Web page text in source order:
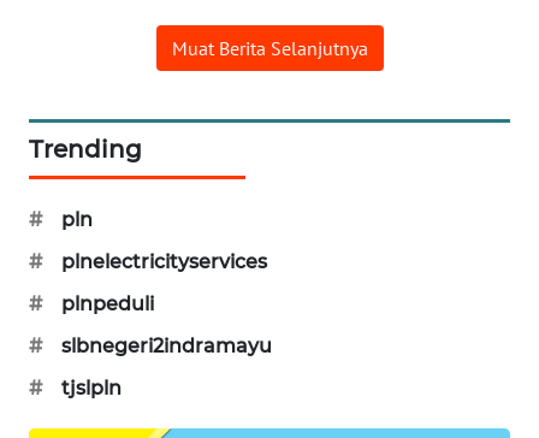
Muat Berita Selanjutnya
Trending
#
pln
#
plnelectricityservices
#
plnpeduli
#
slbnegeri2indramayu
#
tjslpln
WAHANA
ADVOKAT
WAHANA
WAHANA
WAHANA